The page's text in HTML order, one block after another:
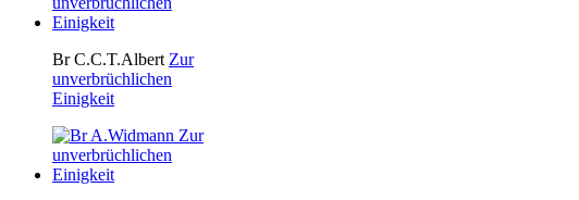
Br C.C.T.Albert Zur
unverbrüchlichen
Einigkeit